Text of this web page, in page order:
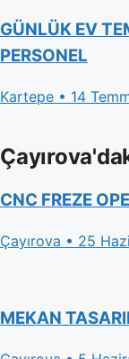
GÜNLÜK EV
PERSONEL
Kartepe • 14
CNC FREZE
Çayırova • 25
MEKAN